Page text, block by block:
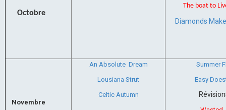
Octobre
The boat to
Diamonds
Novembre
An Absolute Dream
Lousiana Strut
Celtic Autumn
Summer
Easy